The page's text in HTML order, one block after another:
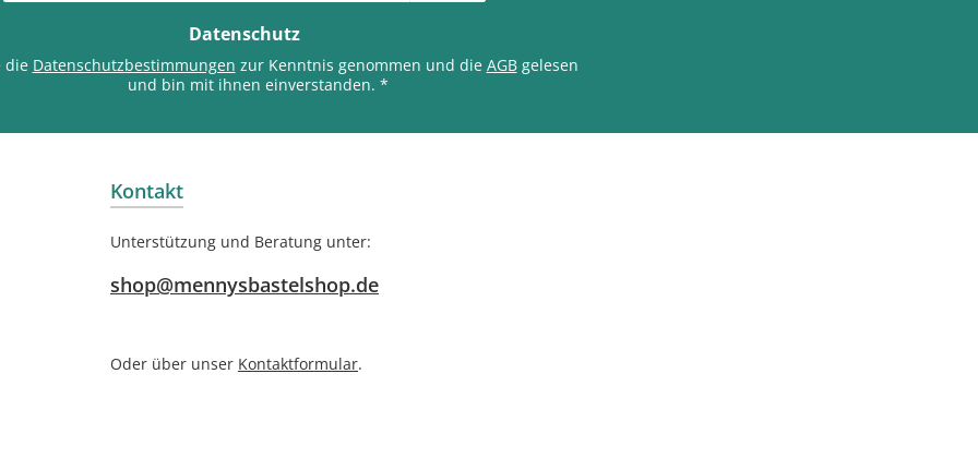
Datenschutz
die Datenschutzbestimmungen zur Kenntnis genommen und die AGBgelesen
und bin mit ihnen einverstanden. *
Kontakt
Unterstützung und Beratung unter:
shop@mennysbastelshop.de
Oder über unser Kontaktformular.